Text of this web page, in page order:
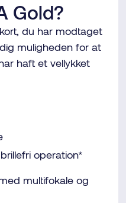
Gold?
du har modtaget
muligheden for at
haft et vellykket
operation*
multifokale og